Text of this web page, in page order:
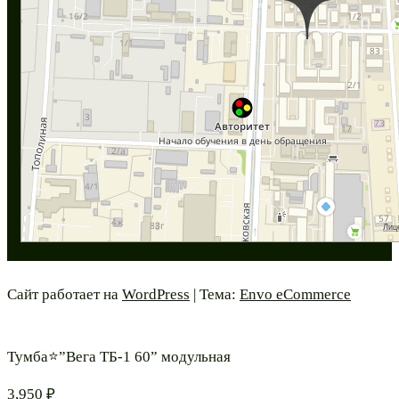
Сайт работает на WordPress | Тема: Envo eCommerce
Тумба⭐”Вега ТБ-1 60” модульная
3,950 ₽